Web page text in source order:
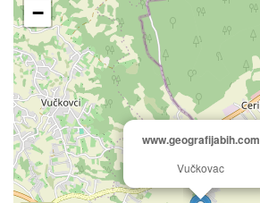
www.geografijabih.com
Vučkovac
−